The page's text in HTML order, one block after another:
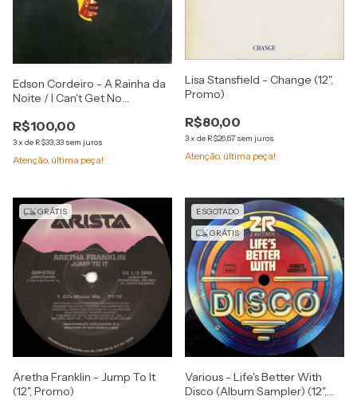
Edson Cordeiro - A Rainha da
Noite / I Can't Get No
R$100,00
3x de R$33,33 sem juros
Atenção, última peça!
Lisa Stansfield - Change (12",
Promo)
R$80,00
3x de R$26,67 sem juros
Atenção, última peça!
GRÁTIS
Aretha Franklin - Jump To It
(12", Promo)
ESGOTADO
GRÁTIS
Various - Life's Better With
Disco (Album Sampler) (12",